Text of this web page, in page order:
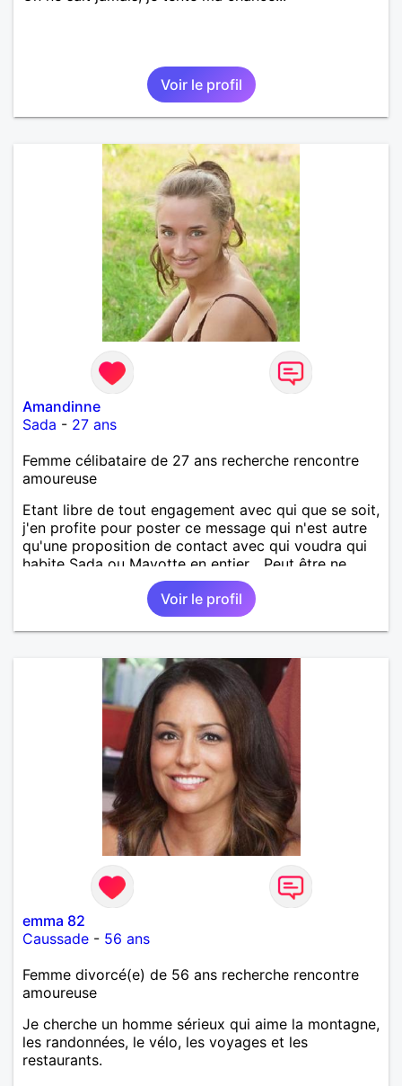
Voir le profil
Amandinne
Sada - 27 ans
Femme célibataire de 27 ans recherche rencontre
amoureuse
Etant libre de tout engagement avec qui que se soit,
j'en profite pour poster ce message qui n'est autre
qu'une proposition de contact avec qui voudra qui
habite Sada ou Mayotte en entier... Peut être ne
pourrai-je répondre à tout le monde, mais la perche
est lancée et qui sait ce que cela pourrait donner. Je
reste optimiste sur l'avenir et vous ?
Voir le profil
emma 82
Caussade - 56 ans
Femme divorcé(e) de 56 ans recherche rencontre
amoureuse
Je cherche un homme sérieux qui aime la montagne,
les randonnées, le vélo, les voyages et les
restaurants.